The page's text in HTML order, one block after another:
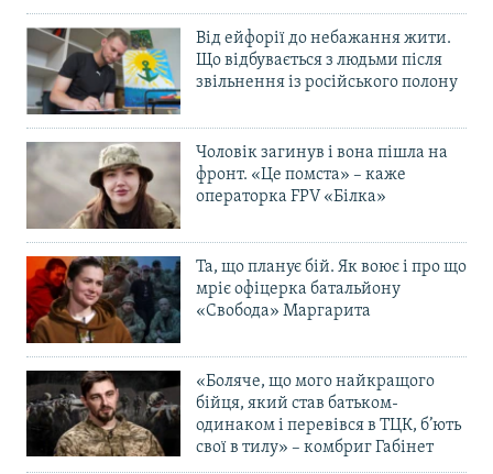
Від ейфорії до небажання жити.
Що відбувається з людьми після
звільнення із російського полону
Чоловік загинув і вона пішла на
фронт. «Це помста» – каже
операторка FPV «Білка»
Та, що планує бій. Як воює і про що
мріє офіцерка батальйону
«Свобода» Маргарита
«Боляче, що мого найкращого
бійця, який став батьком-
одинаком і перевівся в ТЦК, б’ють
свої в тилу» – комбриг Габінет